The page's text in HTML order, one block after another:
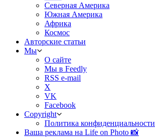
Северная Америка
Южная Америка
Африка
Космос
Авторские статьи
Мы
О сайте
Мы в Feedly
RSS e-mail
X
VK
Facebook
Copyright
Политика конфиденциальности
Ваша реклама на Life on Photo 📸